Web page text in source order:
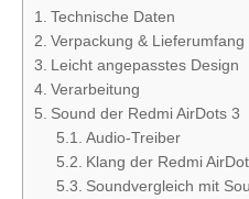
Technische Daten
Verpackung & Lieferumfang
Leicht angepasstes Design
Verarbeitung
Sound der Redmi AirDots 3
Audio-Treiber
Klang der Redmi
Soundvergleich mit